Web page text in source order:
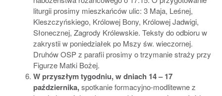
liturgii prosimy mieszkańców ulic: 3 Maja, Leśnej,
Kleszczyńskiego, Królowej Bony, Królowej Jadwigi,
Słonecznej, Zagrody Królewskie. Teksty do odbioru w
zakrystii w poniedziałek po Mszy św. wieczornej.
Druhów OSP z parafii prosimy o trzymanie straży przy
Figurze Matki Bożej.
W przyszłym tygodniu, w dniach 14 – 17
października,spotkanie formacyjno-modlitewne z